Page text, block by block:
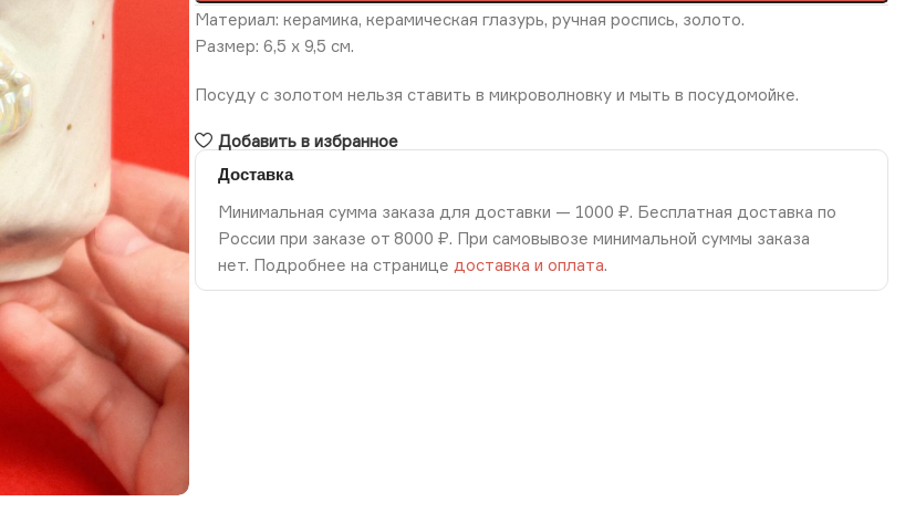
Материал: керамика, керамическая глазурь, ручная роспись, золото.
Размер: 6,5 х 9,5 см.
Посуду с золотом нельзя ставить в микроволновку и мыть в посудомойке.
Добавить в избранное
Доставка
Минимальная сумма заказа для доставки — 1000 ₽. Бесплатная доставка по
России при заказе от 8000 ₽. При самовывозе минимальной суммы заказа
нет. Подробнее на странице доставка и оплата.